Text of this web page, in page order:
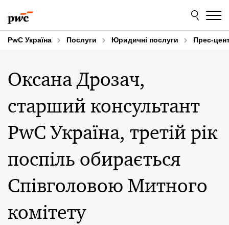
to
content
to
footer
PwC Україна Послуги Юридичні послуги Прес-
Оксана Дрозач,
старший консультант
PwC Україна, третій рік
поспіль обирається
Співголовою Митного
комітету